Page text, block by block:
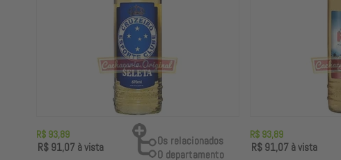
R$ 93,89
R$ 91,07à vista
R$ 93,89
R$ 91,07à vista